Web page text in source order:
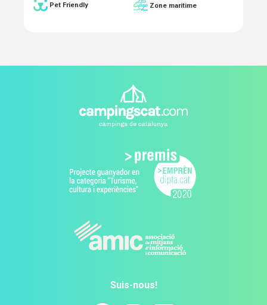
Pet Friendly Zone maritime
Suis-nous!